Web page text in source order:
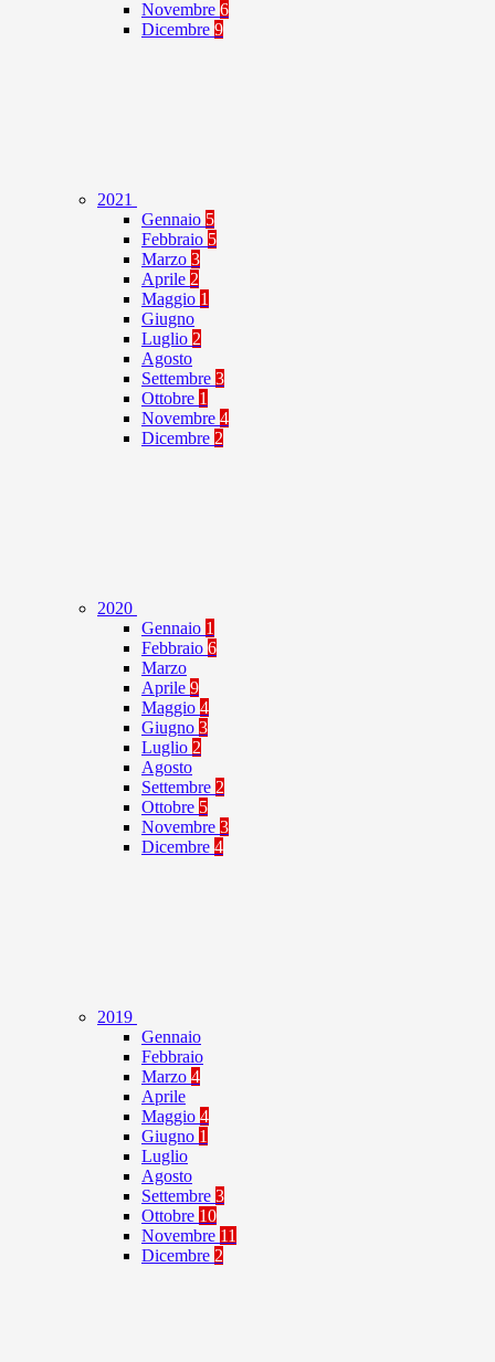
Novembre 6
Dicembre 9
2021
Gennaio 5
Febbraio 5
Marzo 3
Aprile 2
Maggio 1
Giugno
Luglio 2
Agosto
Settembre 3
Ottobre 1
Novembre 4
Dicembre 2
2020
Gennaio 1
Febbraio 6
Marzo
Aprile 9
Maggio 4
Giugno 3
Luglio 2
Agosto
Settembre 2
Ottobre 5
Novembre 3
Dicembre 4
2019
Gennaio
Febbraio
Marzo 4
Aprile
Maggio 4
Giugno 1
Luglio
Agosto
Settembre 3
Ottobre 10
Novembre 11
Dicembre 2